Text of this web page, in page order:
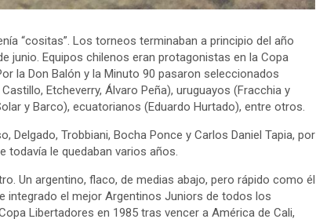
“cositas”. Los torneos terminaban a principio del año
junio. Equipos chilenos eran protagonistas en la Copa
la Don Balón y la Minuto 90 pasaron seleccionados
Etcheverry, Álvaro Peña), uruguayos (Fracchia y
y Barco), ecuatorianos (Eduardo Hurtado), entre otros.
Delgado, Trobbiani, Bocha Ponce y Carlos Daniel Tapia, por
todavía le quedaban varios años.
Un argentino, flaco, de medias abajo, pero rápido como él
integrado el mejor Argentinos Juniors de todos los
Libertadores en 1985 tras vencer a América de Cali,